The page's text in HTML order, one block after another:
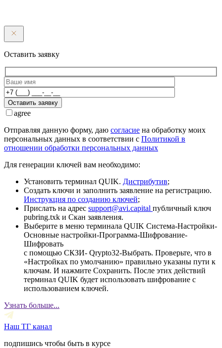
Оставить заявку
Оставить заявку
agree
Отправляя данную форму, даю согласие на обработку моих
персональных данных в соответствии с Политикой в
отношении обработки персональных данных
Для генерации ключей вам необходимо:
Установить терминал QUIK. Дистрибутив;
Создать ключи и заполнить заявление на регистрацию.
Инструкция по созданию ключей;
Прислать на адрес support@avi.capital публичный ключ
pubring.txk и Скан заявления.
Выберите в меню терминала QUIK Система-Настройки-
Основные настройки-Программа-Шифрование-
Шифровать
с помощью СКЗИ- Qrypto32-Выбрать. Проверьте, что в
«Настройках по умолчанию» правильно указаны пути к
ключам. И нажмите Сохранить. После этих действий
терминал QUIK будет использовать шифрование с
использованием ключей.
Узнать больше...
Наш ТГ канал
подпишись чтобы быть в курсе